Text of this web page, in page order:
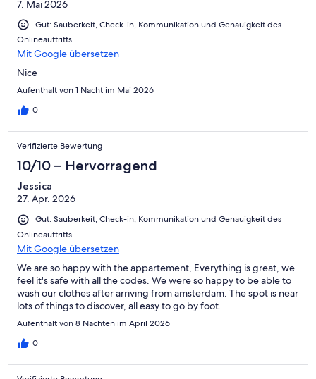
7. Mai 2026
Gut: Sauberkeit, Check-in, Kommunikation und Genauigkeit des
Onlineauftritts
Mit Google übersetzen
Nice
Aufenthalt von 1 Nacht im Mai 2026
0
Verifizierte Bewertung
10/10 – Hervorragend
Jessica
27. Apr. 2026
Gut: Sauberkeit, Check-in, Kommunikation und Genauigkeit des
Onlineauftritts
Mit Google übersetzen
We are so happy with the appartement, Everything is great, we
feel it's safe with all the codes. We were so happy to be able to
wash our clothes after arriving from amsterdam. The spot is near
lots of things to discover, all easy to go by foot.
Aufenthalt von 8 Nächten im April 2026
0